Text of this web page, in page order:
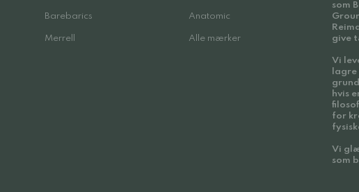
Barebarics Anatomic
Merrell Alle mærker
som
give
Vi
hvis
for
Vi
som